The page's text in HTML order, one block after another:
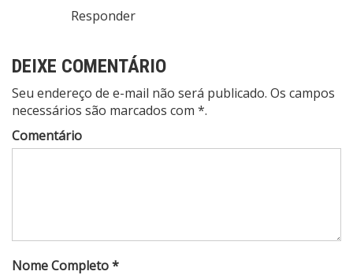
Responder
DEIXE COMENTÁRIO
Seu endereço de e-mail não será publicado. Os campos
necessários são marcados com *.
Comentário
Nome Completo *